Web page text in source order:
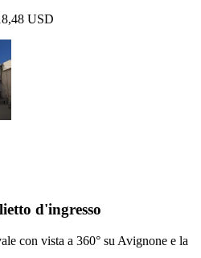
USD
d'ingresso
con vista a 360° su Avignone e la